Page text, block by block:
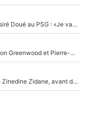
Le transfert de Maghnes Akliouche menace Désiré Doué au PSG : «Je valide à 200%»
«La porte est ouverte pour tout le monde» : Mason Greenwood et Pierre-Emerick Aubameyang ont quitté l'OM, Amine Gouiri balance sur la suite du mercato et sur la réaction du vestiaire !
«Ça pue du c*l» : Quand Yannick Noah a clashé Zinedine Zidane, avant de se faire recadrer par le nouveau sélectionneur de l'équipe de France !